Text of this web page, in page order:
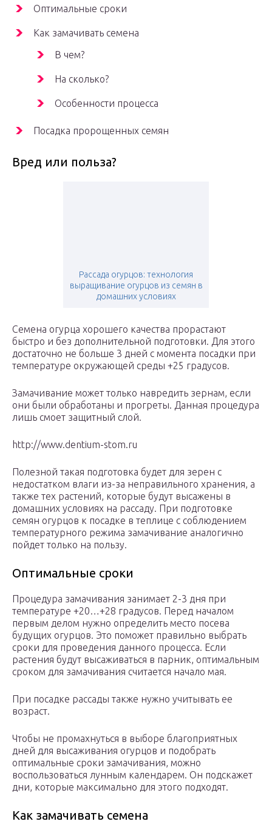
Оптимальные сроки
Как замачивать семена
В чем?
На сколько?
Особенности процесса
Посадка пророщенных семян
Вред или польза?
Рассада огурцов: технология
выращивание огурцов из семян в
домашних условиях
Семена огурца хорошего качества прорастают
быстро и без дополнительной подготовки. Для этого
достаточно не больше 3 дней с момента посадки при
температуре окружающей среды +25 градусов.
Замачивание может только навредить зернам, если
они были обработаны и прогреты. Данная процедура
лишь смоет защитный слой.
http://www.dentium-stom.ru
Полезной такая подготовка будет для зерен с
недостатком влаги из-за неправильного хранения, а
также тех растений, которые будут высажены в
домашних условиях на рассаду. При подготовке
семян огурцов к посадке в теплице с соблюдением
температурного режима замачивание аналогично
пойдет только на пользу.
Оптимальные сроки
Процедура замачивания занимает 2-3 дня при
температуре +20…+28 градусов. Перед началом
первым делом нужно определить место посева
будущих огурцов. Это поможет правильно выбрать
сроки для проведения данного процесса. Если
растения будут высаживаться в парник, оптимальным
сроком для замачивания считается начало мая.
При посадке рассады также нужно учитывать ее
возраст.
Чтобы не промахнуться в выборе благоприятных
дней для высаживания огурцов и подобрать
оптимальные сроки замачивания, можно
воспользоваться лунным календарем. Он подскажет
дни, которые максимально для этого подходят.
Как замачивать семена